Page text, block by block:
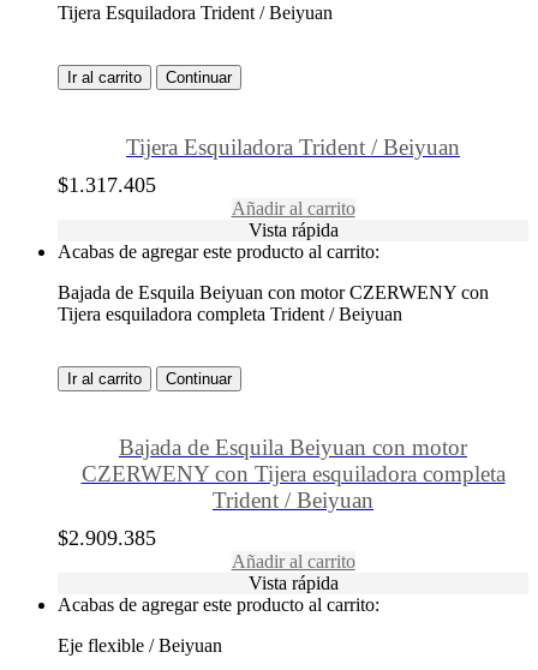
Tijera Esquiladora Trident / Beiyuan
Ir al carrito Continuar
Tijera Esquiladora Trident / Beiyuan
$1.317.405
Añadir al carrito
Vista rápida
Acabas de agregar este producto al carrito:
Bajada de Esquila Beiyuan con motor CZERWENY con
Tijera esquiladora completa Trident / Beiyuan
Ir al carrito Continuar
Bajada de Esquila Beiyuan con motor
CZERWENY con Tijera esquiladora completa
Trident / Beiyuan
$2.909.385
Añadir al carrito
Vista rápida
Acabas de agregar este producto al carrito:
Eje flexible / Beiyuan